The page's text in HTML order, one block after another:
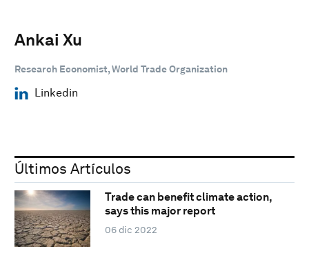
Ankai Xu
Research Economist, World Trade Organization
Linkedin
Últimos Artículos
Trade can benefit climate action,
says this major report
06 dic 2022